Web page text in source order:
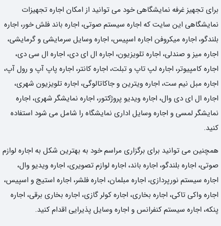
برای تجهیز غرفه نمایشگاهی خود می توانید از امکان اجاره تجهیزات
نمایشگاهی این سایت که اجاره سیستم صوتی، اجاره باند فلش خور، اجاره
بلندگو، اجاره میکروفن اجاره اسپیس، اجاره وسایل سرمایشی و گرمایشی،
اجاره میز و صندلی، اجاره تلویزیون، اجاره ال ای دی، اجاره ال سی دی،
اجاره کامپیوتر، اجاره لپ تاپ و تبلت، اجاره کانتر، اجاره پاپ آپ و رول آپ،
اجاره مبل نیم ست، اجاره ویترین و جاکاتالوگی، اجاره تلویزیون شهری،
اجاره ال ای دی وال، اجاره ویدیو پروژکتور، اجاره نمایشگر شهری، اجاره
نمایشگر لمسی و اجاره وسایل اداری نمایشگاه را شامل می شود استفاده
کنید.
همچنین می توانید برای برگزاری مراسم خود به بهترین شکل به اجاره لوازم
صوتی، اجاره بلندگو، اجاره باند، اجاره لوازم تصویری، اجاره ویدیو وال،
اجاره سیستم نورپردازی، اجاره مبلمان، اجاره فلشر، اجاره استیج و اسپیس،
اجاره واکی تاکی، اجاره بخاری، اجاره کولر گازی، اجاره بخاری برقی، اجاره
پنکه، اجاره سیستم کنفرانس و اجاره وسایل پذیرایی اقدام کنید.